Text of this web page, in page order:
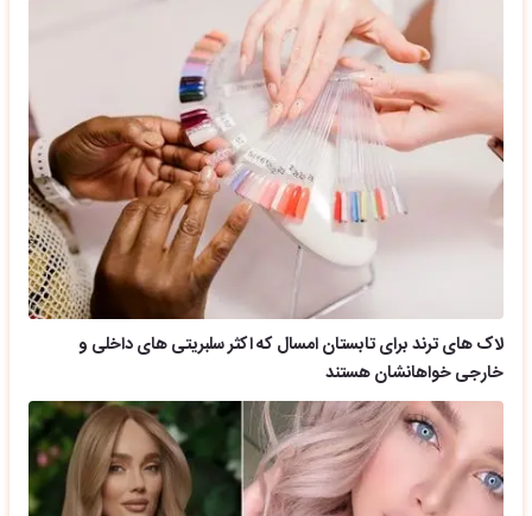
لاک های ترند برای تابستان امسال که اکثر سلبریتی های داخلی و
خارجی خواهانشان هستند